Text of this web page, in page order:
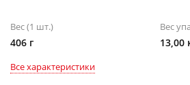
Вес (1 шт.)
406 г
Вес
13,00
Все характеристики